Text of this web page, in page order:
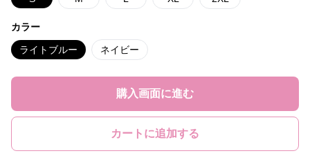
カラー
ライトブルー ネイビー
購入画面に進む
カートに追加する